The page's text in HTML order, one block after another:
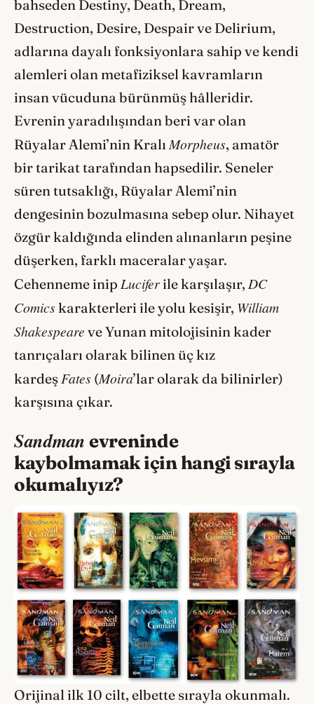
bahseden Destiny, Death, Dream,
Destruction, Desire, Despair ve Delirium,
adlarına dayalı fonksiyonlara sahip ve kendi
alemleri olan metafiziksel kavramların
insan vücuduna bürünmüş hâlleridir.
Evrenin yaradılışından beri var olan
Rüyalar Alemi’nin KralıMorpheus, amatör
bir tarikat tarafından hapsedilir. Seneler
süren tutsaklığı, Rüyalar Alemi’nin
dengesinin bozulmasına sebep olur. Nihayet
özgür kaldığında elinden alınanların peşine
düşerken, farklı maceralar yaşar.
Cehenneme inip Lucifer ile karşılaşır, DC
Comics karakterleri ile yolu kesişir, William
Shakespeare ve Yunan mitolojisinin kader
tanrıçaları olarak bilinen üç kız
kardeş Fates (Moira’lar olarak da bilinirler)
karşısına çıkar.
Sandman evreninde
kaybolmamak için hangi sırayla
okumalıyız?
Orijinal ilk 10 cilt, elbette sırayla okunmalı.